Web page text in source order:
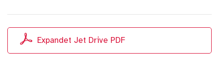
Expandet Jet Drive PDF